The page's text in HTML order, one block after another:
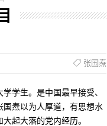
张国焘
学生。是中国最早接受、
焘以为人厚道，有思想水
起大落的党内经历。